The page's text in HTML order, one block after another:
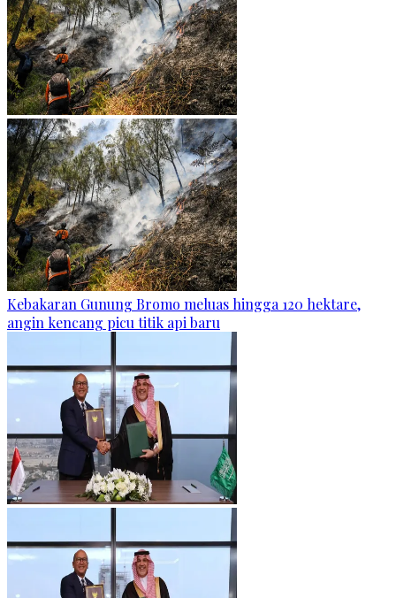
Kebakaran Gunung Bromo meluas hingga 120 hektare,
angin kencang picu titik api baru